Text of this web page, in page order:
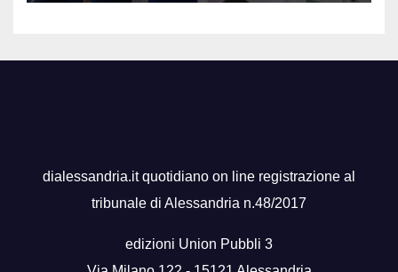
dialessandria.it quotidiano on line registrazione al
tribunale di Alessandria n.48/2017
edizioni Union Pubbli 3